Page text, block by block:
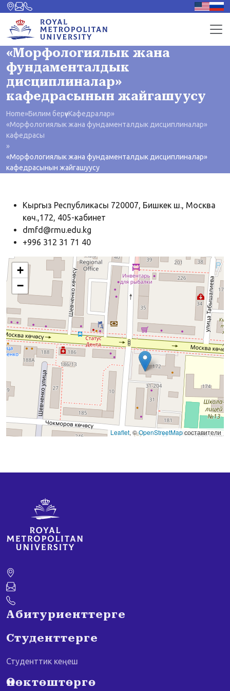
«Морфологиялык жана
фундаменталдык
дисциплиналар»
кафедрасынын жайгашуусу
Home»Билим берүү»Кафедралар»
«Морфологиялык жана фундаменталдык дисциплиналар»
кафедрасы
»
«Морфологиялык жана фундаменталдык дисциплиналар»
кафедрасынын жайгашуусу
Кыргыз Республикасы 720007, Бишкек ш., Москва
көч.,172, 405-кабинет
dmfd@rmu.edu.kg
+996 312 31 71 40
+
−
Leaflet, ©OpenStreetMapсоставители
Абитуриенттерге
Студенттерге
Студенттик кеңеш
Өнөктөштөргө